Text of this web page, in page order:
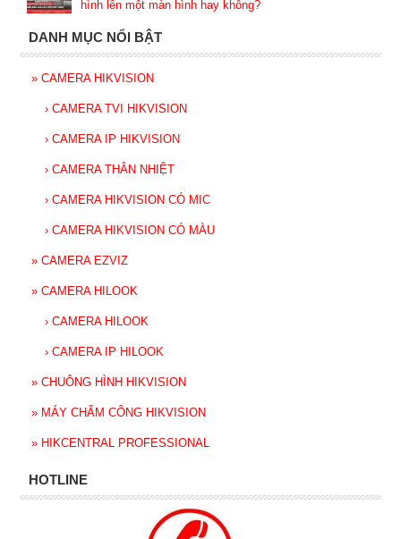
hình lên một màn hình hay không?
DANH MỤC NỔI BẬT
» CAMERA HIKVISION
› CAMERA TVI HIKVISION
› CAMERA IP HIKVISION
› CAMERA THÂN NHIỆT
› CAMERA HIKVISION CÓ MIC
› CAMERA HIKVISION CÓ MÀU
» CAMERA EZVIZ
» CAMERA HILOOK
› CAMERA HILOOK
› CAMERA IP HILOOK
» CHUÔNG HÌNH HIKVISION
» MÁY CHẤM CÔNG HIKVISION
» HIKCENTRAL PROFESSIONAL
HOTLINE